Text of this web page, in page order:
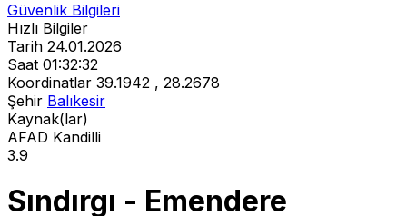
Güvenlik Bilgileri
Hızlı Bilgiler
Tarih 24.01.2026
Saat 01:32:32
Koordinatlar 39.1942 , 28.2678
Şehir Balıkesir
Kaynak(lar)
AFAD Kandilli
3.9
Sındırgı - Emendere